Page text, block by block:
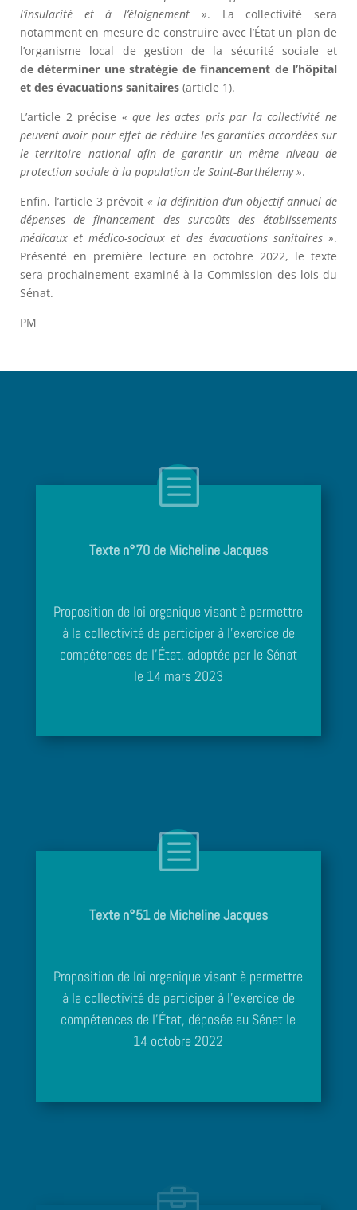
l’insularité et à l’éloignement ». La collectivité sera
notamment en mesure de construire avec l’État un plan de
l’organisme local de gestion de la sécurité sociale et
de déterminer une stratégie de financement de l’hôpital
et des évacuations sanitaires (article 1).
L’article 2 précise « que les actes pris par la collectivité ne
peuvent avoir pour effet de réduire les garanties accordées sur
le territoire national afin de garantir un même niveau de
protection sociale à la population de Saint-Barthélemy ».
Enfin, l’article 3 prévoit« la définition d’un objectif annuel de
dépenses de financement des surcoûts des établissements
médicaux et médico-sociaux et des évacuations sanitaires ».
Présenté en première lecture en octobre 2022, le texte
sera prochainement examiné à la Commission des lois du
Sénat.
PM
Texte n°70 de Micheline Jacques
Proposition de loi organique visant à permettre
à la collectivité de participer à l’exercice de
compétences de l’État, adoptée par le Sénat
le 14 mars 2023
Texte n°51 de Micheline Jacques
Proposition de loi organique visant à permettre
à la collectivité de participer à l’exercice de
compétences de l’État, déposée au Sénat le
14 octobre 2022